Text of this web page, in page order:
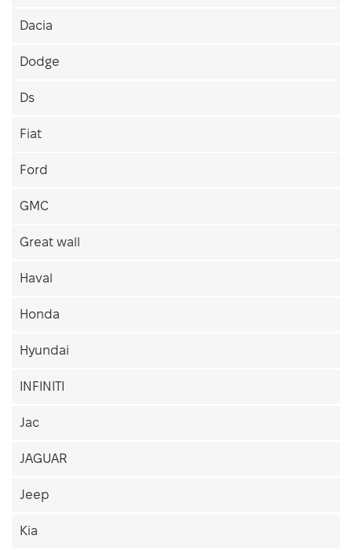
Dacia
Dodge
Ds
Fiat
Ford
GMC
Great wall
Haval
Honda
Hyundai
INFINITI
Jac
JAGUAR
Jeep
Kia